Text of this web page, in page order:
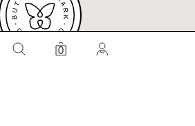
#ビベット
#キャップ
0